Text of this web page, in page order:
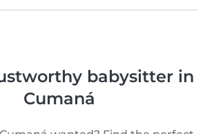
babysitter in
Cumaná